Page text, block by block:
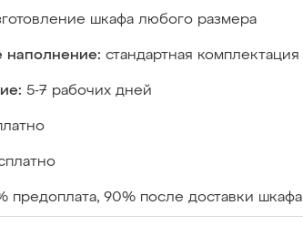
шкафа любого размера
наполнение: стандартная комплектация
5-7 рабочих дней
предоплата, 90% после доставки шкафа